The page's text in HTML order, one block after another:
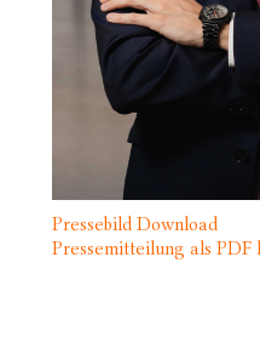
Pressebild Download
Pressemitteilung als PDF